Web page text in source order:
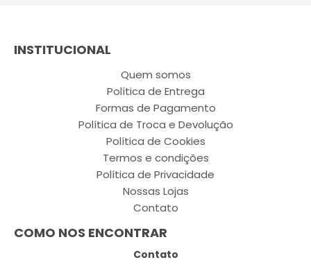
INSTITUCIONAL
Quem somos
Política de Entrega
Formas de Pagamento
Política de Troca e Devolução
Política de Cookies
Termos e condições
Política de Privacidade
Nossas Lojas
Contato
COMO NOS ENCONTRAR
Contato